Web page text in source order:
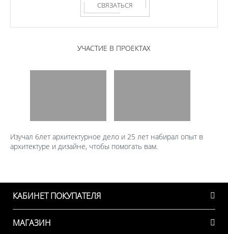
СВЯЗАТЬСЯ
УЧАСТИЕ В ПРОЕКТАХ
Изучал 6лет архитектурное дело и 25 лет набирал опыт в
архитектуре и дизайне, чтобы помогать вам.
КАБИНЕТ ПОКУПАТЕЛЯ
МАГАЗИН